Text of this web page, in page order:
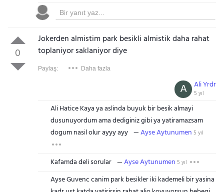
0
Jokerden almistim park besikli almistik daha rahat
toplaniyor saklaniyor diye
Paylaş: Daha fazla
Ali Yrdr
5 yıl
A
Ali Hatice Kaya ya aslinda buyuk bir besik almayi
dusunuyordum ama dediginiz gibi ya yatiramazsam
dogum nasil olur ayyy ayy
Ayse Aytunumen 5 yıl
Kafamda deli sorular Ayse Aytunumen 5 yıl
Ayse Guvenc canim park besikler iki kademeli bir yasina